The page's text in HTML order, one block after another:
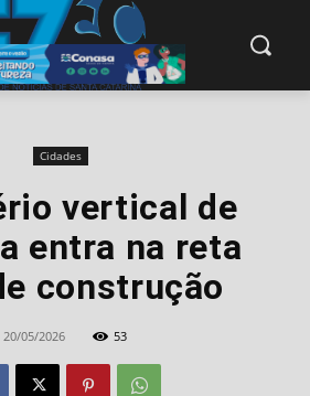
Cidades
vertical de
entra na reta
construção
20/05/2026 53
modal-check